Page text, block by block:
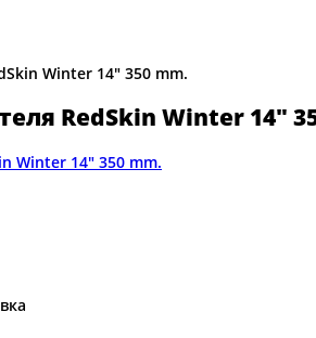
Winter 14" 350 mm.
RedSkin Winter 14"